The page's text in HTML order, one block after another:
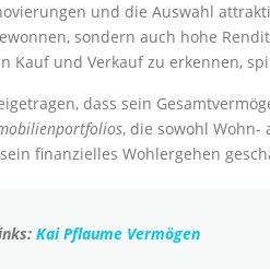
und die Auswahl
sondern auch hohe
Kauf und Verkauf zu erkennen,
dass sein
, die sowohl Wohn-
finanzielles Wohlergehen
Kai Pflaume Vermögen